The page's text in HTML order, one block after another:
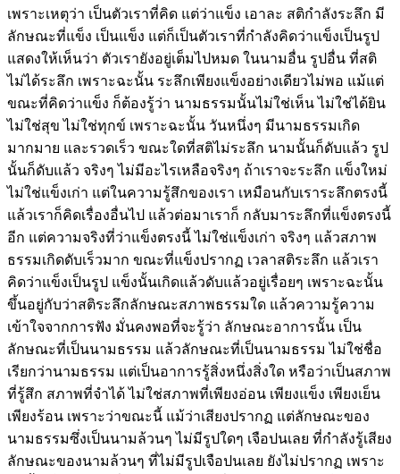
เพราะเหตุว่า เป็นตัวเราที่คิด แต่ว่าแข็ง เอาละ สติกำลังระลึก มี
ลักษณะที่แข็ง เป็นแข็ง แต่ก็เป็นตัวเราที่กำลังคิดว่าแข็งเป็นรูป
แสดงให้เห็นว่า ตัวเรายังอยู่เต็มไปหมด ในนามอื่น รูปอื่น ที่สติ
ไม่ได้ระลึก เพราะฉะนั้น ระลึกเพียงแข็งอย่างเดียวไม่พอ แม้แต่
ขณะที่คิดว่าแข็ง ก็ต้องรู้ว่า นามธรรมนั้นไม่ใช่เห็น ไม่ใช่ได้ยิน
ไม่ใช่สุข ไม่ใช่ทุกข์ เพราะฉะนั้น วันหนึ่งๆ มีนามธรรมเกิด
มากมาย และรวดเร็ว ขณะใดที่สติไม่ระลึก นามนั้นก็ดับแล้ว รูป
นั้นก็ดับแล้ว จริงๆ ไม่มีอะไรเหลือจริงๆ ถ้าเราจะระลึก แข็งใหม่
ไม่ใช่แข็งเก่า แต่ในความรู้สึกของเรา เหมือนกับเราระลึกตรงนี้
แล้วเราก็คิดเรื่องอื่นไป แล้วต่อมาเราก็ กลับมาระลึกที่แข็งตรงนี้
อีก แต่ความจริงที่ว่าแข็งตรงนี้ ไม่ใช่แข็งเก่า จริงๆ แล้วสภาพ
ธรรมเกิดดับเร็วมาก ขณะที่แข็งปรากฏ เวลาสติระลึก แล้วเรา
คิดว่าแข็งเป็นรูป แข็งนั้นเกิดแล้วดับแล้วอยู่เรื่อยๆ เพราะฉะนั้น
ขึ้นอยู่กับว่าสติระลึกลักษณะสภาพธรรมใด แล้วความรู้ความ
เข้าใจจากการฟัง มั่นคงพอที่จะรู้ว่า ลักษณะอาการนั้น เป็น
ลักษณะที่เป็นนามธรรม แล้วลักษณะที่เป็นนามธรรม ไม่ใช่ชื่อ
เรียกว่านามธรรม แต่เป็นอาการรู้สิ่งหนึ่งสิ่งใด หรือว่าเป็นสภาพ
ที่รู้สึก สภาพที่จำได้ ไม่ใช่สภาพที่เพียงอ่อน เพียงแข็ง เพียงเย็น
เพียงร้อน เพราะว่าขณะนี้ แม้ว่าเสียงปรากฏ แต่ลักษณะของ
นามธรรมซึ่งเป็นนามล้วนๆ ไม่มีรูปใดๆ เจือปนเลย ที่กำลังรู้เสียง
ลักษณะของนามล้วนๆ ที่ไม่มีรูปเจือปนเลย ยังไม่ปรากฏ เพราะ